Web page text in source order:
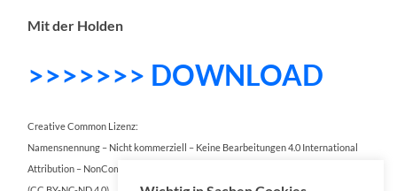
Mit der Holden
>>>>>>> DOWNLOAD
Creative Common Lizenz:
Namensnennung – Nicht kommerziell – Keine Bearbeitungen 4.0 International
Attribution – NonCommercial – NoDerivatives 4.0 International